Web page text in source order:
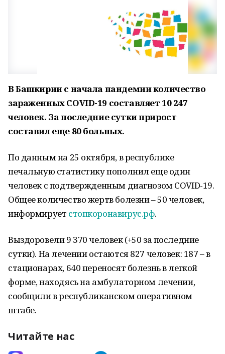
В Башкирии с начала пандемии количество
зараженных COVID-19 составляет 10 247
человек. За последние сутки прирост
составил еще 80 больных.
По данным на 25 октября, в республике
печальную статистику пополнил еще один
человек с подтвержденным диагнозом COVID-19.
Общее количество жертв болезни – 50 человек,
информирует стопкоронавирус.рф.
Выздоровели 9 370 человек (+50 за последние
сутки). На лечении остаются 827 человек: 187 – в
стационарах, 640 переносят болезнь в легкой
форме, находясь на амбулаторном лечении,
сообщили в республиканском оперативном
штабе.
Читайте нас